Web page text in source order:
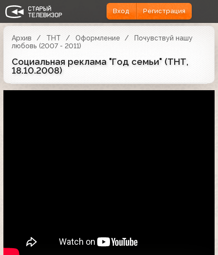
Вход Регистрация
Архив ТНТ Оформление
Почувствуй нашу
любовь (2007 - 2011)
Социальная реклама "Год семьи" (ТНТ,
18.10.2008)